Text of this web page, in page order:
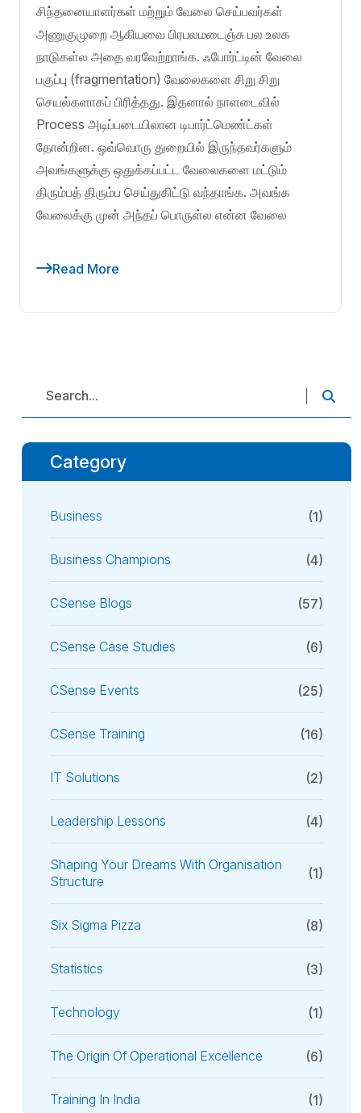
சிந்தனையாளர்கள் மற்றும் வேலை செய்பவர்கள்
அணுகுமுறை ஆகியவை பிரபலமடைஞ்சு பல உலக
நாடுகள்ல அதை வரவேற்றாங்க. ஃபோர்ட்டின் வேலை
பகுப்பு (fragmentation) வேலைகளை சிறு சிறு
செயல்களாகப் பிரித்தது. இதனால் நாளடைவில்
Process அடிப்படையிலான டிபார்ட்மெண்ட்கள்
தோன்றின. ஒவ்வொரு துறையில் இருந்தவர்களும்
அவங்களுக்கு ஒதுக்கப்பட்ட வேலைகளை மட்டும்
திரும்பத் திரும்ப செய்துகிட்டு வந்தாங்க. அவங்க
வேலைக்கு முன் அந்தப் பொருள்ல என்ன வேலை
Read More
Category
Business (1)
Business Champions (4)
CSense Blogs (57)
CSense Case Studies (6)
CSense Events (25)
CSense Training (16)
IT Solutions (2)
Leadership Lessons (4)
Shaping Your Dreams With Organisation
Structure
(1)
Six Sigma Pizza (8)
Statistics (3)
Technology (1)
The Origin Of Operational Excellence (6)
Training In India (1)